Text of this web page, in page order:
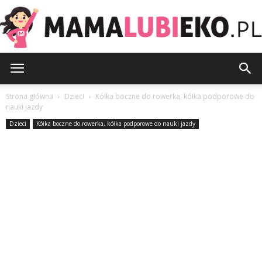
Strona główna Dzieci
Kółka boczne do rowerka, kółka podporowe do
nauki jazdy
Dzieci Kółka boczne do rowerka, kółka podporowe do nauki jazdy